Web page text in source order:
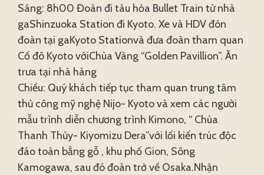
Sáng: 8h00 Đoàn đi tàu hỏa Bullet Train từ nhà
gaShinzuoka Station đi Kyoto. Xe và HDV đón
đoàn tại gaKyoto Stationvà đưa đoàn tham quan
Cố đô Kyoto vớiChùa Vàng “Golden Pavillion”. Ăn
trưa tại nhà hàng
Chiều: Quý khách tiếp tục tham quan trung tâm
thủ công mỹ nghệ Nijo- Kyoto và xem các người
mẫu trình diễn chương trình Kimono, “ Chùa
Thanh Thủy- Kiyomizu Dera”với lối kiến trúc độc
đáo toàn bằng gỗ , khu phố Gion, Sông
Kamogawa, sau đó đoàn trở về Osaka.Nhận